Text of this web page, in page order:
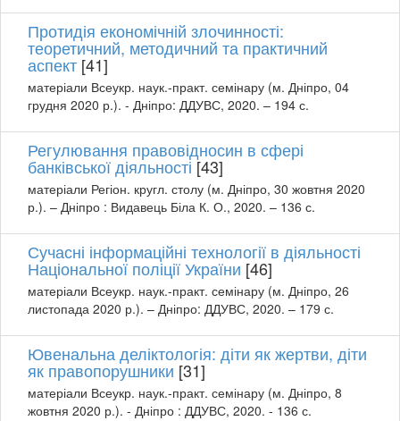
Протидія економічній злочинності:
теоретичний, методичний та практичний
аспект [41]
матеріали Всеукр. наук.-практ. семінару (м. Дніпро, 04
грудня 2020 р.). - Дніпро: ДДУВС, 2020. – 194 с.
Регулювання правовідносин в сфері
банківської діяльності [43]
матеріали Регіон. кругл. столу (м. Дніпро, 30 жовтня 2020
р.). – Дніпро : Видавець Біла К. О., 2020. – 136 с.
Сучасні інформаційні технології в діяльності
Національної поліції України [46]
матеріали Всеукр. наук.-практ. семінару (м. Дніпро, 26
листопада 2020 р.). – Дніпро: ДДУВС, 2020. – 179 с.
Ювенальна деліктологія: діти як жертви, діти
як правопорушники [31]
матеріали Всеукр. наук.-практ. семінару (м. Дніпро, 8
жовтня 2020 р.). - Дніпро : ДДУВС, 2020. - 136 с.